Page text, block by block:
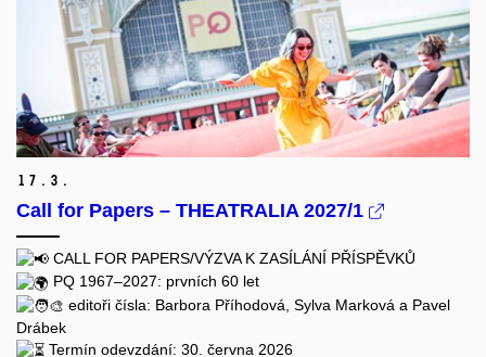
17. 3.
Call for Papers – THEATRALIA 2027/1
CALL FOR PAPERS/VÝZVA K ZASÍLÁNÍ PŘÍSPĚVKŮ
PQ 1967–2027: prvních 60 let
editoři čísla: Barbora Příhodová, Sylva Marková a Pavel
Drábek
Termín odevzdání: 30. června 2026